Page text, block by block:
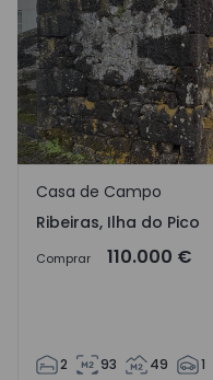
Ribeiras, Ilha do Pico
Casa de Campo
Ribeiras, Ilha do Pico
Comprar 110.000 €
2 93 49 1